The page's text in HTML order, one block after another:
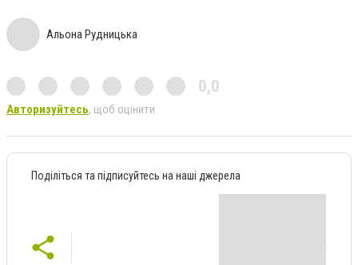
Альона Рудницька
0,0
Авторизуйтесь, щоб оцінити
Поділіться та підписуйтесь на наші джерела